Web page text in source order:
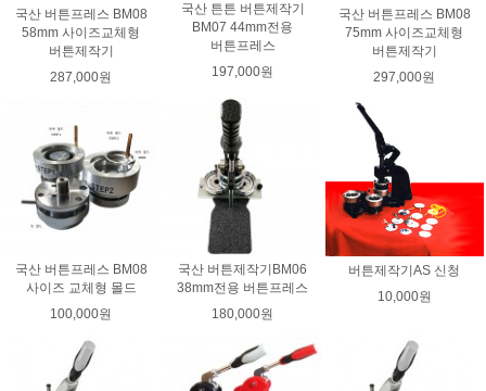
국산 버튼프레스 BM08
58mm 사이즈교체형
버튼제작기
287,000원
국산 튼튼 버튼제작기
BM07 44mm전용
버튼프레스
197,000원
국산 버튼프레스 BM08
75mm 사이즈교체형
버튼제작기
297,000원
국산 버튼프레스 BM08
사이즈 교체형 몰드
100,000원
국산 버튼제작기BM06
38mm전용 버튼프레스
180,000원
버튼제작기AS 신청
10,000원